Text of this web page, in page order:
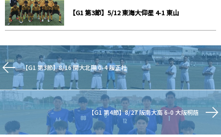
【G1 第3節】5/12 東海大仰星 4-1 東山
【G1 第3節】8/16 関大北陽 0-4 履正社
【G1 第4節】8/27 阪南大高 6-0 大阪桐蔭